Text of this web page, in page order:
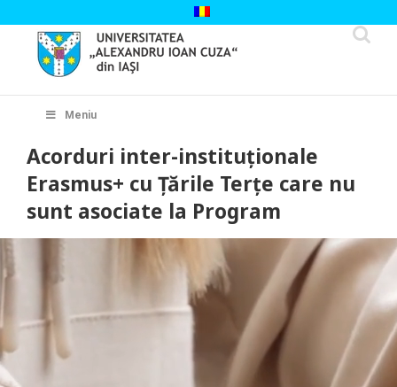
to
content
Meniu
Acorduri inter-instituționale
Erasmus+ cu Țările Terţe care nu
sunt asociate la Program